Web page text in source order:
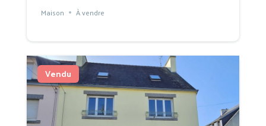
Maison
À vendre
Vendu